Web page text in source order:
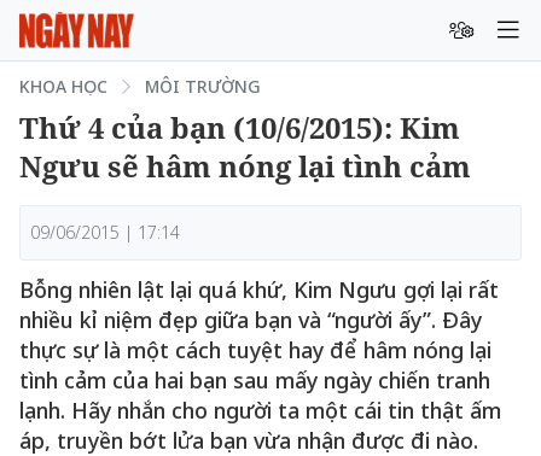
KHOA HỌC MÔI TRƯỜNG
Thứ 4 của bạn (10/6/2015): Kim
Ngưu sẽ hâm nóng lại tình cảm
09/06/2015 | 17:14
Bỗng nhiên lật lại quá khứ, Kim Ngưu gợi lại rất
nhiều kỉ niệm đẹp giữa bạn và “người ấy”. Đây
thực sự là một cách tuyệt hay để hâm nóng lại
tình cảm của hai bạn sau mấy ngày chiến tranh
lạnh. Hãy nhắn cho người ta một cái tin thật ấm
áp, truyền bớt lửa bạn vừa nhận được đi nào.